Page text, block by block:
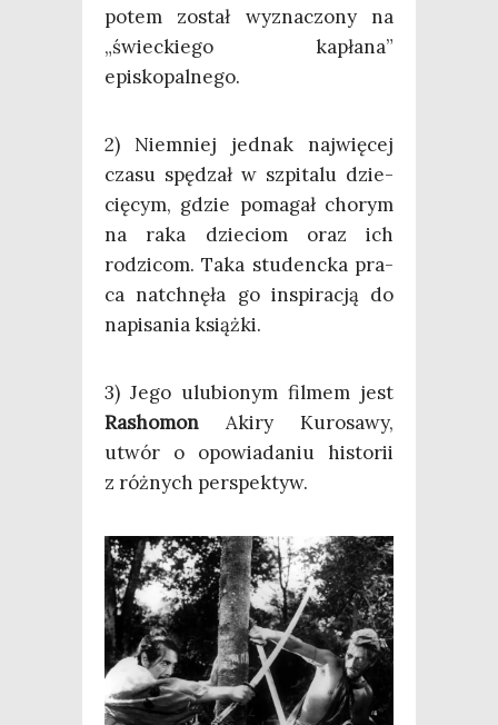
potem został wyzna­czo­ny na
„świec­kie­go kapła­na”
episkopalnego.
2) Nie­mniej jed­nak naj­wię­cej
cza­su spę­dzał w szpi­ta­lu dzie­
cię­cym, gdzie poma­gał cho­rym
na raka dzie­ciom oraz ich
rodzi­com. Taka stu­denc­ka pra­
ca natchnę­ła go inspi­ra­cją do
napi­sa­nia książki.
3) Jego ulu­bio­nym fil­mem jest
Rasho­mon Aki­ry Kuro­sa­wy,
utwór o opo­wia­da­niu histo­rii
z róż­nych perspektyw.